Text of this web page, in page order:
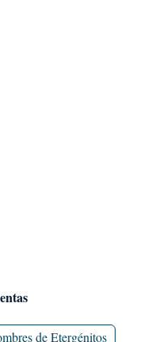
de Etergénitos